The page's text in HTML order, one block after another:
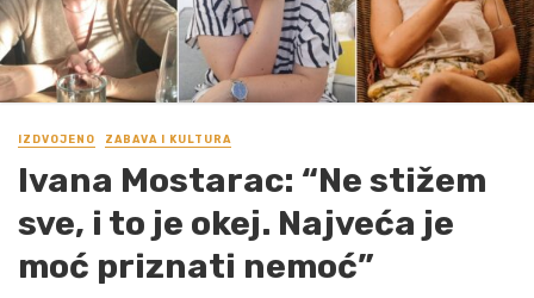
IZDVOJENO ZABAVA I KULTURA
Ivana Mostarac: “Ne stižem
sve, i to je okej. Najveća je
moć priznati nemoć”